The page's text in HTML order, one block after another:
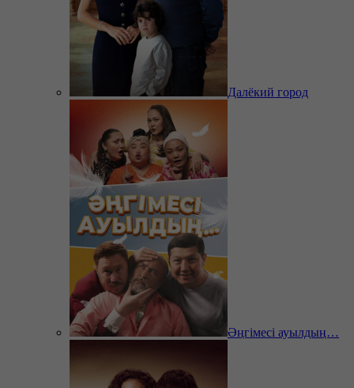
Далёкий город
Әңгімесі ауылдың…